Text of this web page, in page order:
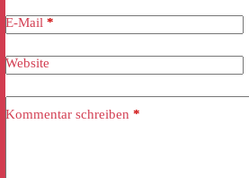
E-Mail *
Website
Kommentar schreiben *